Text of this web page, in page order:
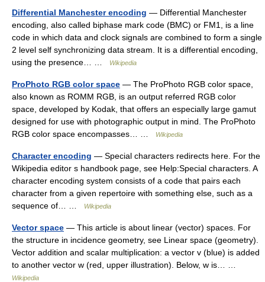
Differential Manchester encoding — Differential Manchester
encoding, also called biphase mark code (BMC) or FM1, is a line
code in which data and clock signals are combined to form a single
2 level self synchronizing data stream. It is a differential encoding,
using the presence… …
Wikipedia
ProPhoto RGB color space — The ProPhoto RGB color space,
also known as ROMM RGB, is an output referred RGB color
space, developed by Kodak, that offers an especially large gamut
designed for use with photographic output in mind. The ProPhoto
RGB color space encompasses… …
Wikipedia
Character encoding — Special characters redirects here. For the
Wikipedia editor s handbook page, see Help:Special characters. A
character encoding system consists of a code that pairs each
character from a given repertoire with something else, such as a
sequence of… …
Wikipedia
Vector space — This article is about linear (vector) spaces. For
the structure in incidence geometry, see Linear space (geometry).
Vector addition and scalar multiplication: a vector v (blue) is added
to another vector w (red, upper illustration). Below, w is… …
Wikipedia